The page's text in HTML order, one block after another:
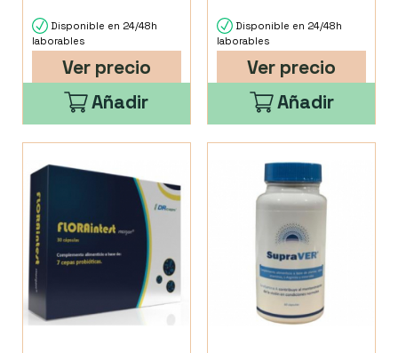
Disponible en 24/48h
laborables
Ver precio
Añadir
Disponible en 24/48h
laborables
Ver precio
Añadir